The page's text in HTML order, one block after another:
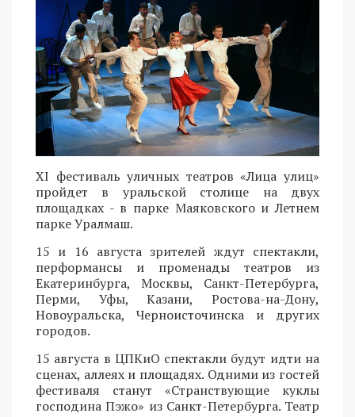
XI фестиваль уличных театров «Лица улиц»
пройдет в уральской столице на двух
площадках - в парке Маяковского и Летнем
парке Уралмаш.
15 и 16 августа зрителей ждут спектакли,
перформансы и променады театров из
Екатеринбурга, Москвы, Санкт-Петербурга,
Перми, Уфы, Казани, Ростова-на-Дону,
Новоуральска, Черноисточинска и других
городов.
15 августа в ЦПКиО спектакли будут идти на
сценах, аллеях и площадях. Одними из гостей
фестиваля станут «Странствующие куклы
господина Пэжо» из Санкт-Петербурга. Театр